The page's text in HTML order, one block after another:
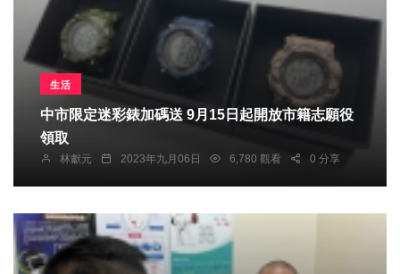
生活
中市限定迷彩錶加碼送 9月15日起開放市籍志願役
領取
林獻元 2023年九月06日 6,780 觀看 0 分享